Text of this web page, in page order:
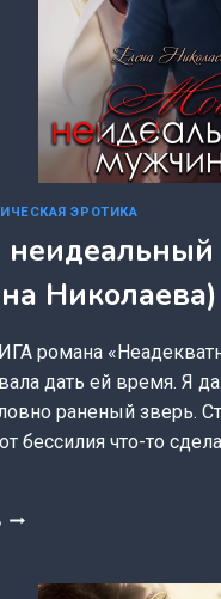
ЭРОТИКА
Николаева)
романа
дать ей время. Я
раненый зверь.
бессилия что-то
МОЙ
(ЕЛЕНА